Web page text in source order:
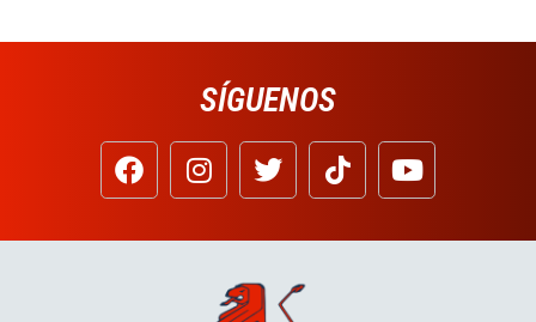
SÍGUENOS